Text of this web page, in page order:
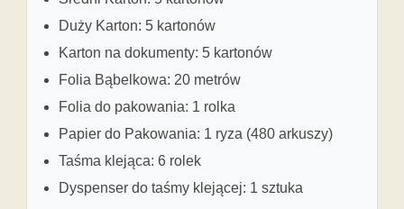
Duży Karton: 5 kartonów
Karton na dokumenty: 5 kartonów
Folia Bąbelkowa: 20 metrów
Folia do pakowania: 1 rolka
Papier do Pakowania: 1 ryza (480 arkuszy)
Taśma klejąca: 6 rolek
Dyspenser do taśmy klejącej: 1 sztuka